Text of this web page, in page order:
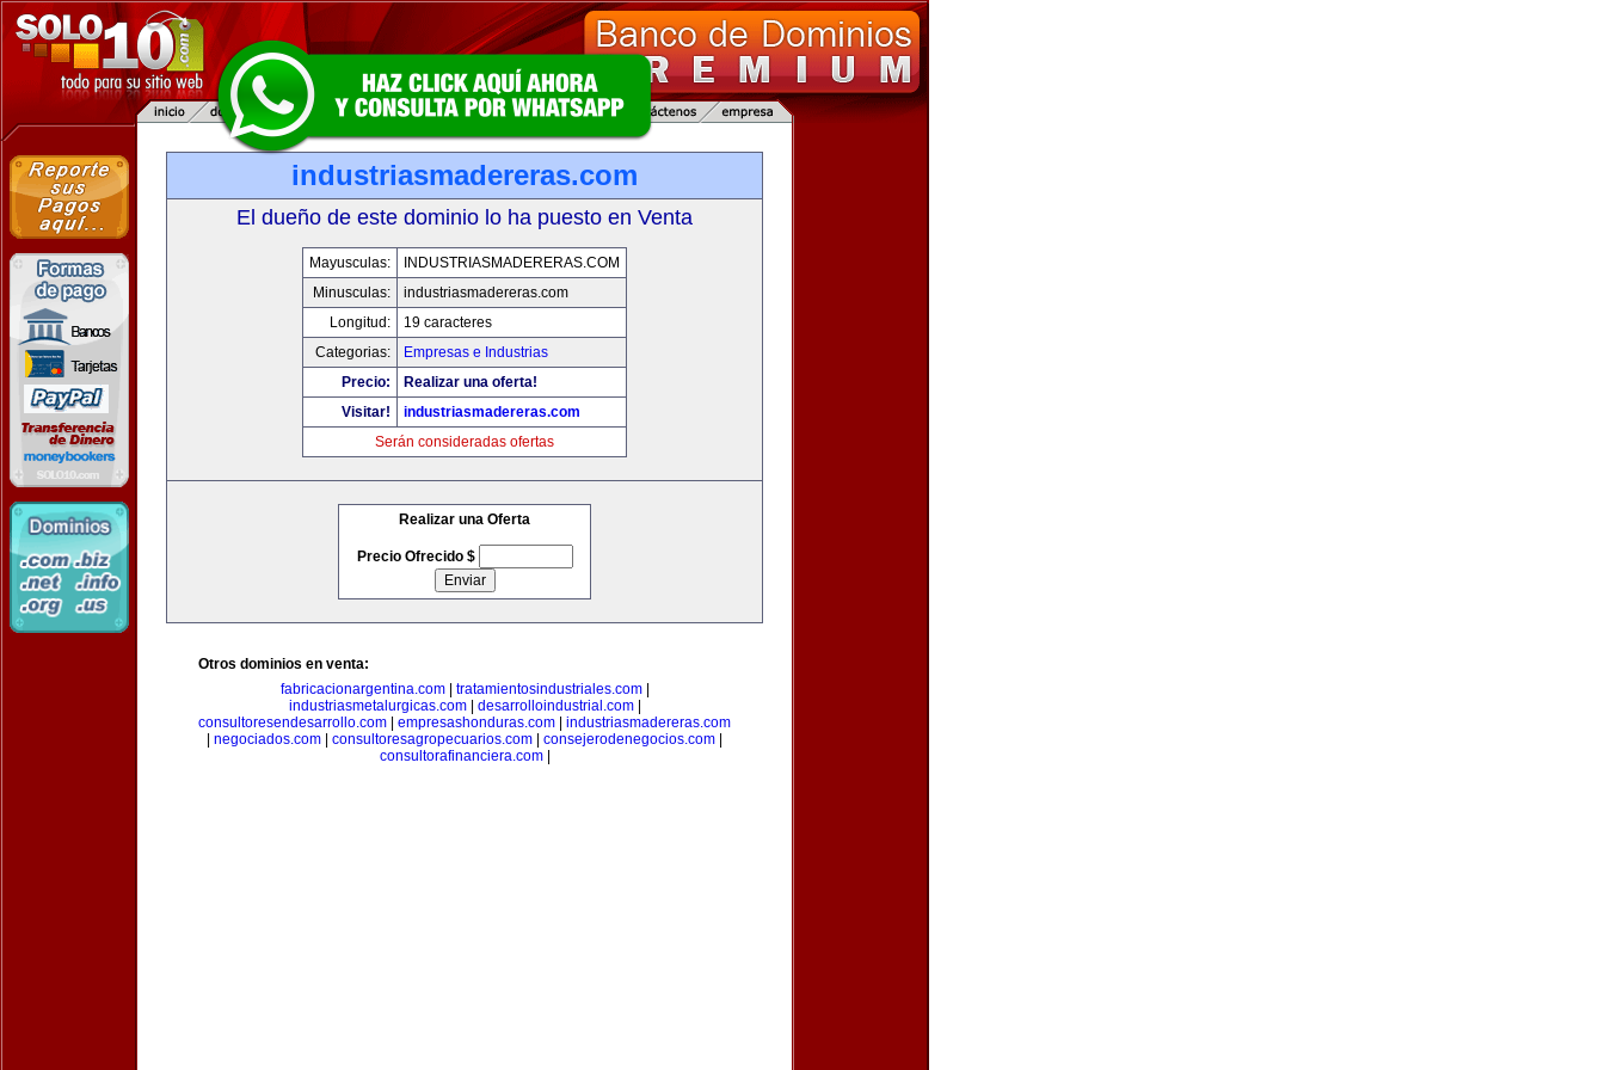
industriasmadereras.com
El dueño de este dominio lo ha puesto en Venta
Mayusculas:
INDUSTRIASMADERERAS.COM
Minusculas:
industriasmadereras.com
Longitud:
19 caracteres
Categorias:
Empresas e Industrias
Precio:
Realizar una oferta!
Visitar!
industriasmadereras.com
Serán consideradas ofertas
Realizar una Oferta
Precio Ofrecido $
Otros dominios en venta:
fabricacionargentina.com| tratamientosindustriales.com|
industriasmetalurgicas.com| desarrolloindustrial.com|
consultoresendesarrollo.com
empresashonduras.com
industriasmadereras.com
negociados.com consultoresagropecuarios.com consejerodenegocios.com
consultorafinanciera.com|